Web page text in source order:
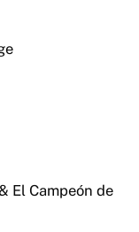
El Campeón de